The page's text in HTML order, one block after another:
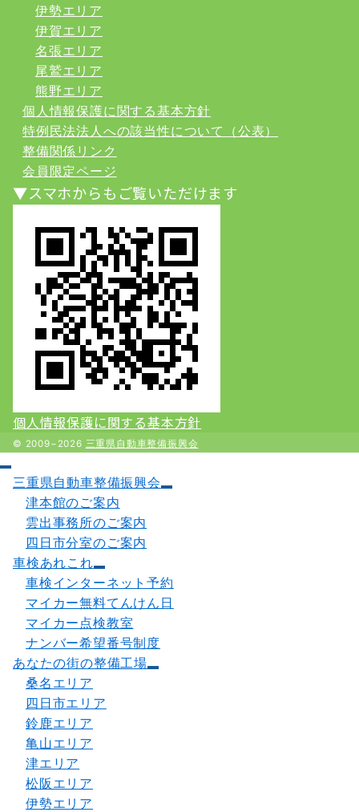
伊勢エリア
伊賀エリア
名張エリア
尾鷲エリア
熊野エリア
個人情報保護に関する基本方針
特例民法法人への該当性について（公表）
整備関係リンク
会員限定ページ
▼スマホからもご覧いただけます
個人情報保護に関する基本方針
© 2009−2026 三重県自動車整備振興会
三重県自動車整備振興会
津本館のご案内
雲出事務所のご案内
四日市分室のご案内
車検あれこれ
車検インターネット予約
マイカー無料てんけん日
マイカー点検教室
ナンバー希望番号制度
あなたの街の整備工場
桑名エリア
四日市エリア
鈴鹿エリア
亀山エリア
津エリア
松阪エリア
伊勢エリア